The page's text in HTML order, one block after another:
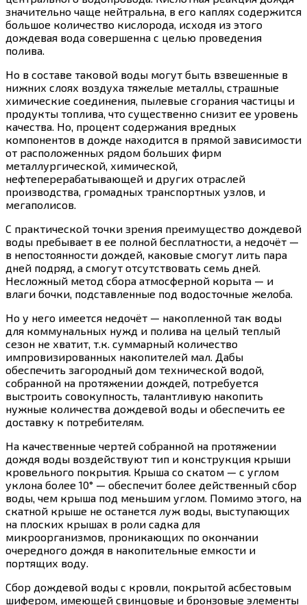
значительно чаще нейтральна, в его каплях содержится
большое количество кислорода, исходя из этого
дождевая вода совершенна с целью проведения
полива.
Но в составе таковой воды могут быть взвешенные в
нижних слоях воздуха тяжелые металлы, страшные
химические соединения, пылевые сгорания частицы и
продукты топлива, что существенно снизит ее уровень
качества. Но, процент содержания вредных
компонентов в дожде находится в прямой зависимости
от расположенных рядом больших фирм
металлургической, химической,
нефтеперерабатывающей и других отраслей
производства, громадных транспортных узлов, и
мегаполисов.
С практической точки зрения преимущество дождевой
воды пребывает в ее полной бесплатности, а недочёт —
в непостоянности дождей, каковые смогут лить пара
дней подряд, а смогут отсутствовать семь дней.
Несложный метод сбора атмосферной корыта — и
влаги бочки, подставленные под водосточные желоба.
Но у него имеется недочёт — накопленной так воды
для коммунальных нужд и полива на целый теплый
сезон не хватит, т.к. суммарный количество
импровизированных накопителей мал. Дабы
обеспечить загородный дом технической водой,
собранной на протяжении дождей, потребуется
выстроить совокупность, талантливую накопить
нужные количества дождевой воды и обеспечить ее
доставку к потребителям.
На качественные чертей собранной на протяжении
дождя воды воздействуют тип и конструкция крыши
кровельного покрытия. Крыша со скатом — с углом
уклона более 10° — обеспечит более действенный сбор
воды, чем крыша под меньшим углом. Помимо этого, на
скатной крыше не останется луж воды, выступающих
на плоских крышах в роли садка для
микроорганизмов, проникающих по окончании
очередного дождя в накопительные емкости и
портящих воду.
Сбор дождевой воды с кровли, покрытой асбестовым
шифером, имеющей свинцовые и бронзовые элементы